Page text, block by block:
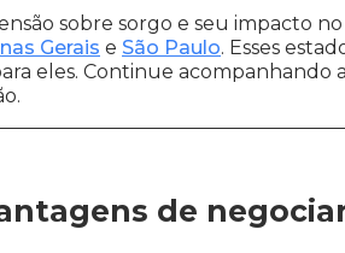
sobre sorgo e seu impacto
Gerais e São Paulo. Esses
eles. Continue acompanhando
de